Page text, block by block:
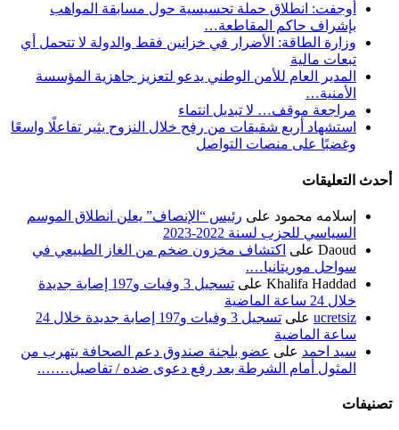
أوجفت: انطلاق حملة تحسيسية حول مسابقة المواهب
بإشراف حاكم المقاطعة…
وزارة الطاقة: الأضرار في خزانين فقط والدولة لا تتحمل أي
تبعات مالية
المدير العام للأمن الوطني يدعو لتعزيز جاهزية المؤسسة
الأمنية…
مراجعة موقف… لا تبديل انتماء
استشهاد أربع شقيقات من رفح خلال النزوح يثير تفاعلًا واسعًا
وغضبًا على منصات التواصل
أحدث التعليقات
إسلامه محمود على رئيس “الإنصاف” يعلن انطلاق الموسم
السياسي للحزب لسنة 2022-2023
Daoud على اكتشاف مخزون ضخم من الغاز الطبيعي في
سواحل موريتانيا….
Khalifa Haddad على
تسجيل 3 وفيات و197 إصابة جديدة
خلال 24 ساعة الماضية
ucretsiz على
تسجيل 3 وفيات و197 إصابة جديدة خلال 24
ساعة الماضية
سيد احمد على عضو بلجنة صندوق دعم الصحافة يتهرب من
المثول أمام الشرطة بعد رفع دعوى ضده / تفاصيل…….
تصنيفات